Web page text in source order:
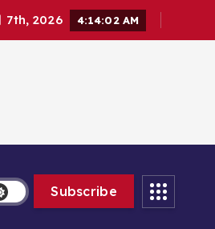
7th, 2026 4:14:03 AM
Subscribe